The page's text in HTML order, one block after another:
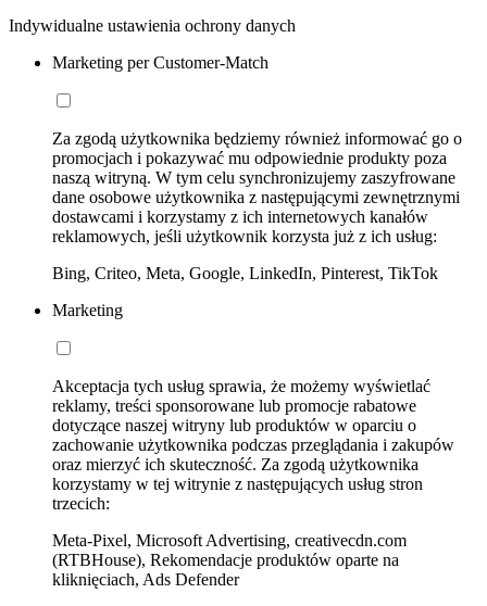
Indywidualne ustawienia ochrony danych
Marketing per Customer-Match
Za zgodą użytkownika będziemy również informować go o
promocjach i pokazywać mu odpowiednie produkty poza
naszą witryną. W tym celu synchronizujemy zaszyfrowane
dane osobowe użytkownika z następującymi zewnętrznymi
dostawcami i korzystamy z ich internetowych kanałów
reklamowych, jeśli użytkownik korzysta już z ich usług:
Bing, Criteo, Meta, Google, LinkedIn, Pinterest, TikTok
Marketing
Akceptacja tych usług sprawia, że możemy wyświetlać
reklamy, treści sponsorowane lub promocje rabatowe
dotyczące naszej witryny lub produktów w oparciu o
zachowanie użytkownika podczas przeglądania i zakupów
oraz mierzyć ich skuteczność. Za zgodą użytkownika
korzystamy w tej witrynie z następujących usług stron
trzecich:
Meta-Pixel, Microsoft Advertising, creativecdn.com
(RTBHouse), Rekomendacje produktów oparte na
kliknięciach, Ads Defender